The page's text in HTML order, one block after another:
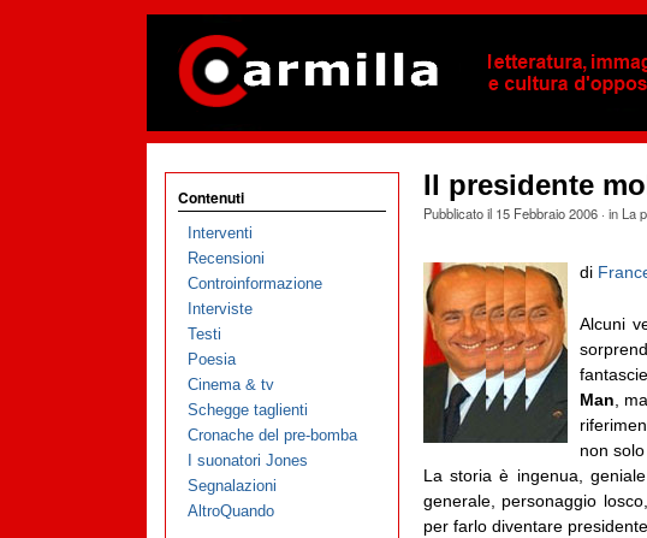
Il presidente
Pubblicato il 15 Febbraio 2006· in La
di
Alcuni
Man,
non
La storia è ingenua,
generale, personaggio
per farlo diventare
Contenuti
Interventi
Recensioni
Controinformazione
Interviste
Testi
Poesia
Cinema & tv
Schegge taglienti
Cronache del pre-bomba
I suonatori Jones
Segnalazioni
AltroQuando